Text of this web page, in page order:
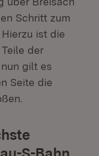
Schritt zum
ist die
der
gilt es
Seite die